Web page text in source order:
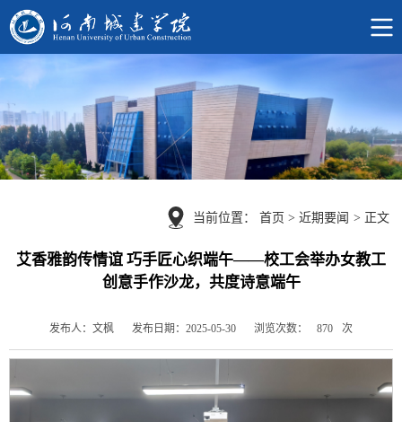
当前位置： 首页 > 近期要闻 > 正文
艾香雅韵传情谊 巧手匠心织端午——校工会举办女教工
创意手作沙龙，共度诗意端午
发布人：文枫 发布日期：2025-05-30 浏览次数： 870 次